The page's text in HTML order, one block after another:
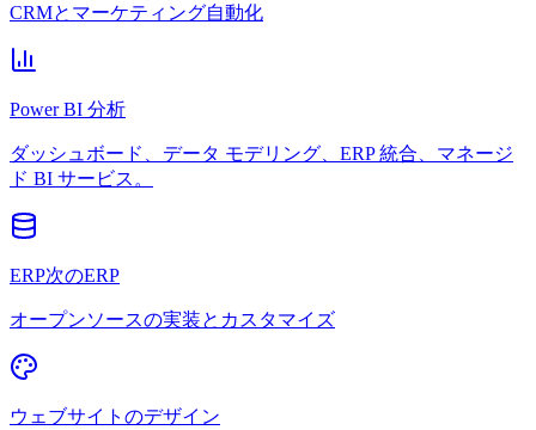
CRMとマーケティング自動化
Power BI 分析
ダッシュボード、データ モデリング、ERP 統合、マネージ
ド BI サービス。
ERP次のERP
オープンソースの実装とカスタマイズ
ウェブサイトのデザイン